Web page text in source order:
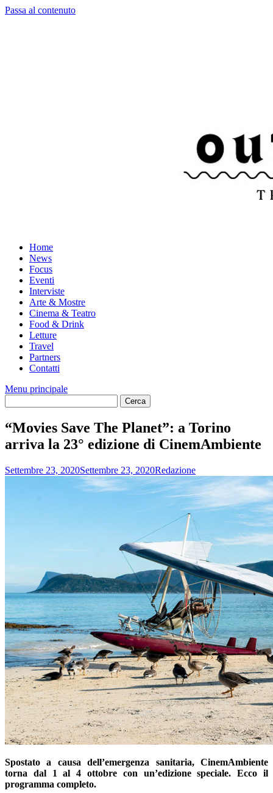
Passa al contenuto
Home
News
Focus
Eventi
Interviste
Arte & Mostre
Cinema & Teatro
Food & Drink
Letture
Travel
Partners
Contatti
Menu principale
“Movies Save The Planet”: a Torino
arriva la 23° edizione di CinemAmbiente
Settembre 23, 2020Settembre 23, 2020Redazione
Spostato a causa dell’emergenza sanitaria, CinemAmbiente
torna dal 1 al 4 ottobre con un’edizione speciale. Ecco il
programma completo.